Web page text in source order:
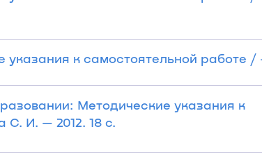
к самостоятельной работе /
Методические указания к
С. И. — 2012. 18 с.